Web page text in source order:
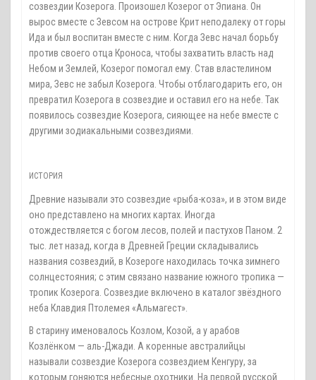
созвездии Козерога. Произошел Козерог от Эпиана. Он
вырос вместе с Зевсом на острове Крит неподалеку от горы
Ида и был воспитан вместе с ним. Когда Зевс начал борьбу
против своего отца Кроноса, чтобы захватить власть над
Небом и Землей, Козерог помогал ему. Став властелином
мира, Зевс не забыл Козерога. Чтобы отблагодарить его, он
превратил Козерога в созвездие и оставил его на небе. Так
появилось созвездие Козерога, сияющее на небе вместе с
другими зодиакальными созвездиями.
ИСТОРИЯ
Древние называли это созвездие «рыба-коза», и в этом виде
оно представлено на многих картах. Иногда
отождествляется с богом лесов, полей и пастухов Паном. 2
тыс. лет назад, когда в Древней Греции складывались
названия созвездий, в Козероге находилась точка зимнего
солнцестояния; с этим связано название южного тропика —
тропик Козерога. Созвездие включено в каталог звёздного
неба Клавдия Птолемея «Альмагест».
В старину именовалось Козлом, Козой, а у арабов
Козлёнком — аль-Джади. А коренные австралийцы
называли созвездие Козерога созвездием Кенгуру, за
которым гоняются небесные охотники. На первой русской